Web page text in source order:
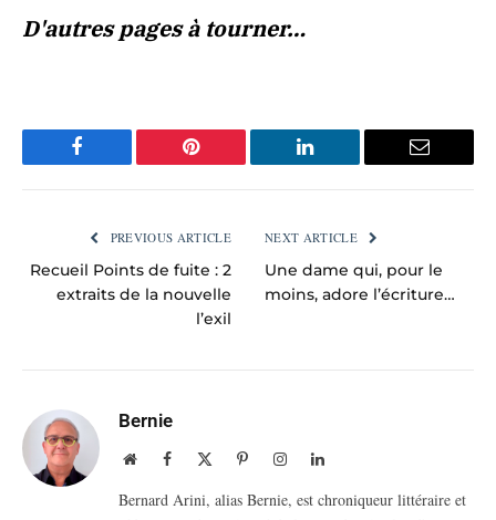
D'autres pages à tourner…
Facebook Pinterest LinkedIn Email
PREVIOUS ARTICLE
Recueil Points de fuite : 2
extraits de la nouvelle
l’exil
NEXT ARTICLE
Une dame qui, pour le
moins, adore l’écriture…
Bernie
WebsiteFacebook PinterestInstagramLinkedIn
Bernard Arini, alias Bernie, est chroniqueur littéraire et